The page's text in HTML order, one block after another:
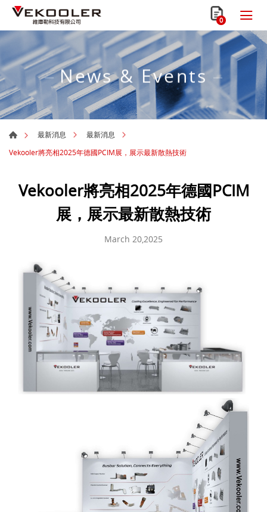
0
News & Events
最新消息
最新消息
Vekooler將亮相2025年德國PCIM展，展示最新散熱技術
Vekooler將亮相2025年德國PCIM
展，展示最新散熱技術
March 20,2025